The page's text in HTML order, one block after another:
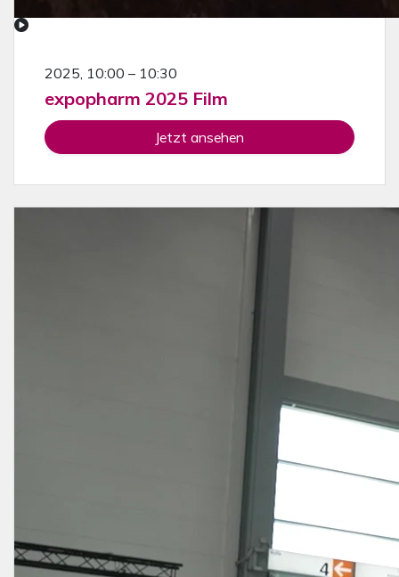
2025, 10:00 – 10:30
expopharm 2025 Film
Jetzt ansehen